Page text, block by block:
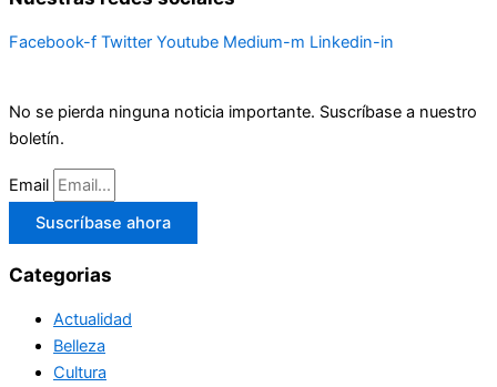
Facebook-f Twitter Youtube Medium-m Linkedin-in
No se pierda ninguna noticia importante. Suscríbase a nuestro
boletín.
Email
Suscríbase ahora
Categorias
Actualidad
Belleza
Cultura